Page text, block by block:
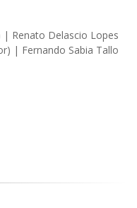
| Renato Delascio Lopes
| Fernando Sabia Tallo